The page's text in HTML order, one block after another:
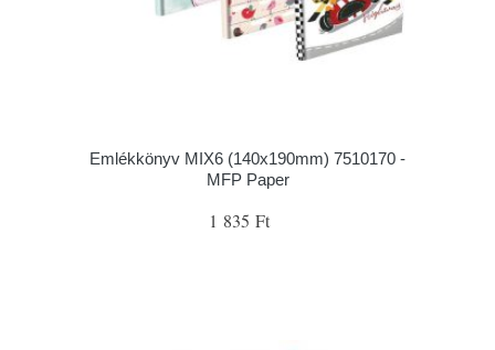
Emlékkönyv MIX6 (140x190mm) 7510170 -
MFP Paper
1 835 Ft